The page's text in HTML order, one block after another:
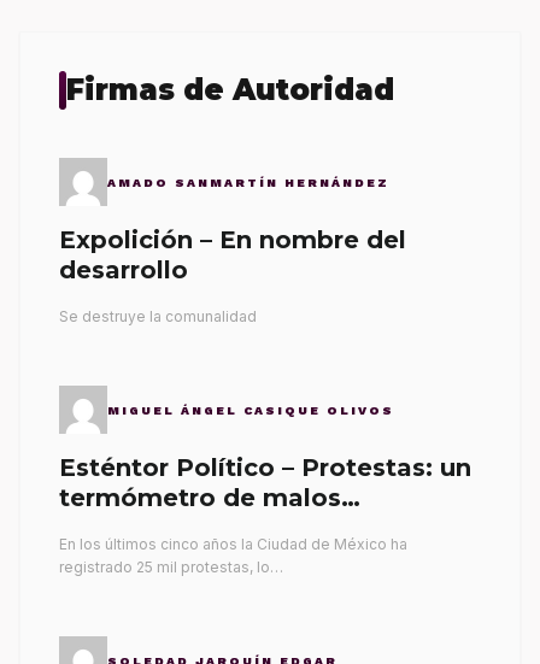
Firmas de Autoridad
AMADO SANMARTÍN HERNÁNDEZ
Expolición – En nombre del
desarrollo
Se destruye la comunalidad
MIGUEL ÁNGEL CASIQUE OLIVOS
Esténtor Político – Protestas: un
termómetro de malos
En los últimos cinco años la Ciudad de México ha
registrado 25 mil protestas, lo…
SOLEDAD JARQUÍN EDGAR